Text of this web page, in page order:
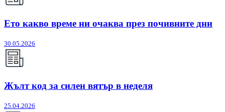
Ето какво време ни очаква през почивните дни
30.05.2026
Жълт код за силен вятър в неделя
25.04.2026